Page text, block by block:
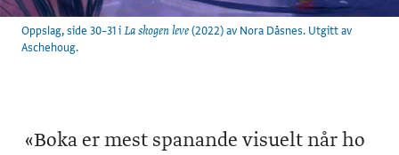
Oppslag, side 30–31 i La skogen leve (2022) av Nora Dåsnes. Utgitt av
Aschehoug.
«Boka er mest spanande visuelt når ho